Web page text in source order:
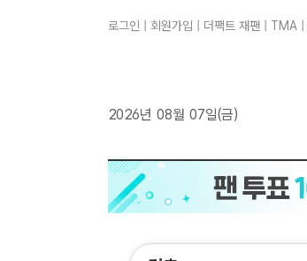
로그인 회원가입 더팩트 재팬 TMA
2026년 08월 07일(금)